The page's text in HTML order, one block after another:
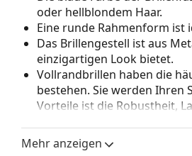
oder hellblondem Haar.
Eine runde Rahmenform ist
Das Brillengestell ist aus
einzigartigen Look bietet.
Vollrandbrillen haben die
bestehen. Sie werden Ihren
Vorteile ist die Robustheit,
Gläser mit höherer optischer
Mehr anzeigen